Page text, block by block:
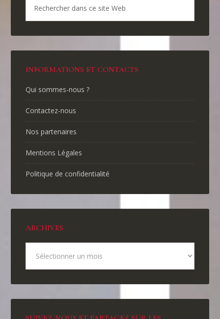
INFORMATIONS ET CONTACTS
Qui sommes-nous ?
Contactez-nous
Nos partenaires
Mentions Légales
Politique de confidentialité
ARCHIVES